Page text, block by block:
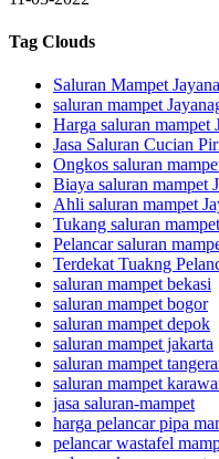
Tag Clouds
Saluran Mampet
saluran mampet
Harga saluran mampet
Jasa Saluran Cucian
Ongkos saluran
Biaya saluran mampet
Ahli saluran mampet
Tukang saluran
Pelancar saluran
Terdekat Tuakng
saluran mampet bekasi
saluran mampet bogor
saluran mampet depok
saluran mampet jakarta
saluran mampet
saluran mampet
jasa saluran-mampet
harga pelancar pipa
pelancar wastafel